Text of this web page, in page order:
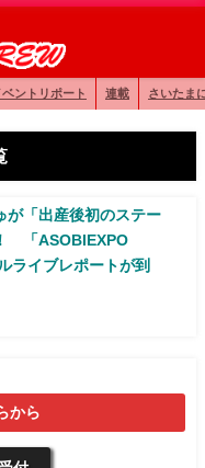
ベントリポート 連載 さいたま
が「出産後初のステー
「ASOBIEXPO
ライブレポートが到
から